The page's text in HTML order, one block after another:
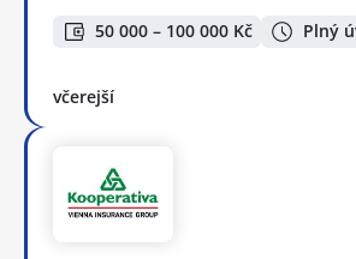
50 000 – 100 000 Kč Plný
včerejší